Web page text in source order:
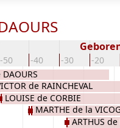
-50 -40 -30 -20
DAOURS
de RAINCHEVAL
LOUISE de CORBIE
MARTHE de la
ARTHUS de